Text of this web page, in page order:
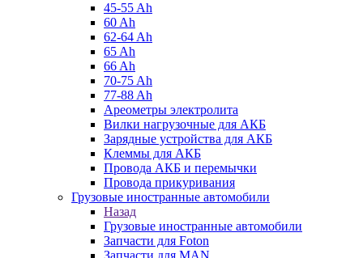
45-55 Ah
60 Ah
62-64 Ah
65 Ah
66 Ah
70-75 Ah
77-88 Ah
Ареометры электролита
Вилки нагрузочные для АКБ
Зарядные устройства для АКБ
Клеммы для АКБ
Провода АКБ и перемычки
Провода прикуривания
Грузовые иностранные автомобили
Назад
Грузовые иностранные автомобили
Запчасти для Foton
Запчасти для MAN